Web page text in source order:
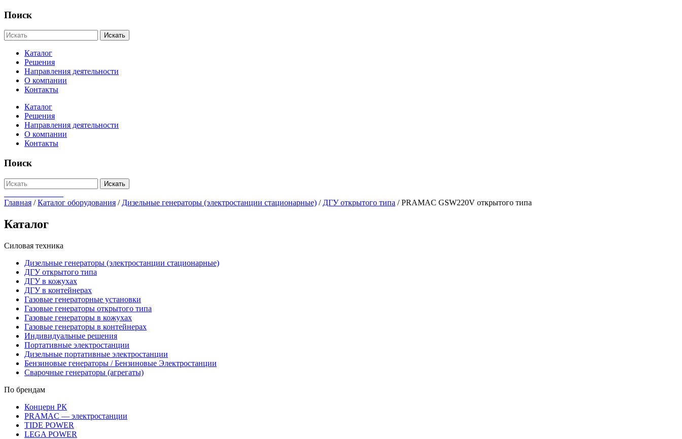
Поиск
Искать
Каталог
Решения
Направления деятельности
О компании
Контакты
Каталог
Решения
Направления деятельности
О компании
Контакты
Поиск
Искать
Главная /Каталог оборудования / Дизельные генераторы (электростанции стационарные) / ДГУ открытого типа /PRAMAC GSW220V открытого типа
Каталог
Силовая техника
Дизельные генераторы (электростанции стационарные)
ДГУ открытого типа
ДГУ в кожухах
ДГУ в контейнерах
Газовые генераторные установки
Газовые генераторы открытого типа
Газовые генераторы в кожухах
Газовые генераторы в контейнерах
Индивидуальные решения
Портативные электростанции
Дизельные портативные электростанции
Бензиновые генераторы / Бензиновые Электростанции
Сварочные генераторы (агрегаты)
По брендам
Концерн РК
PRAMAC — электростанции
TIDE POWER
LEGA POWER